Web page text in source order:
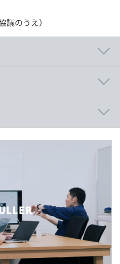
のうえ）
より決定いたします
円
間外勤務手当と40時間分
/月〜144,652円/月（超過分は
ワーク手当（8,000円）
ある場合のみご記載くださ